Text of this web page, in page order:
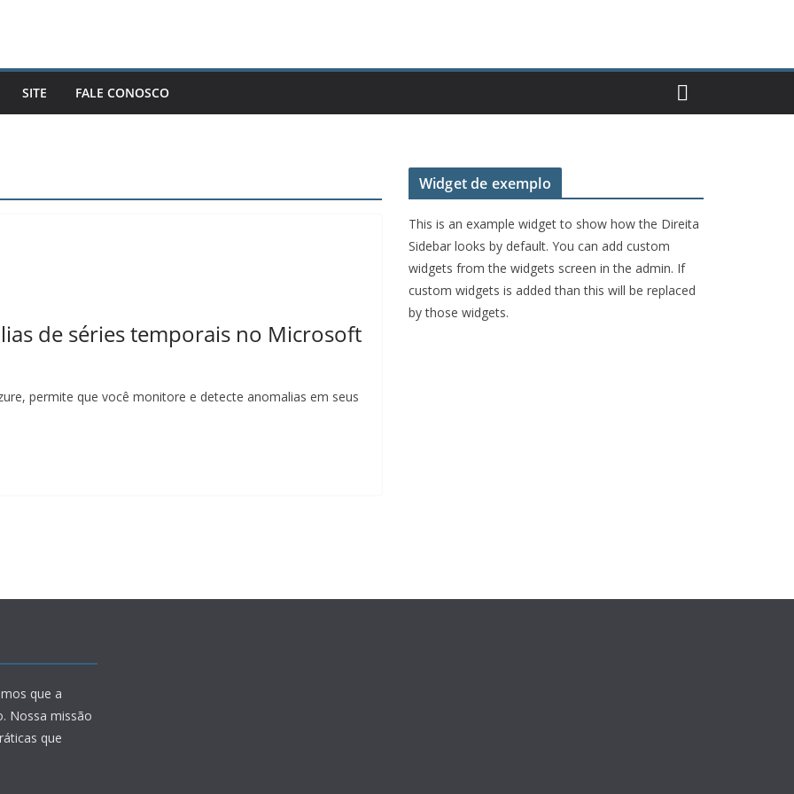
SITE FALE CONOSCO
de séries temporais no Microsoft
permite que você monitore e detecte anomalias em seus
Widget de exemplo
This is an example widget to show how the Direita
Sidebar looks by default. You can add custom
widgets from the widgets screen in the admin. If
custom widgets is added than this will be replaced
by those widgets.
que a
Nossa missão
que